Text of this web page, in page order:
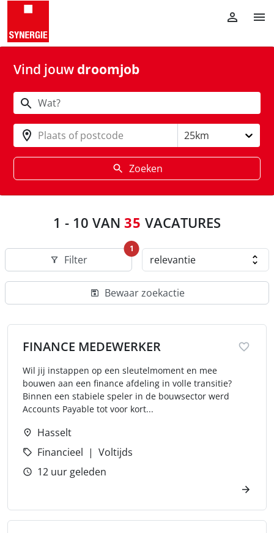
Vind jouw droomjob
Plaats of postcode 25km
Zoeken
1 - 10 VAN 35 VACATURES
Filter
1
Bewaar zoekactie
FINANCE MEDEWERKER
Wil jij instappen op een sleutelmoment en mee
bouwen aan een finance afdeling in volle transitie?
Binnen een stabiele speler in de bouwsector werd
Accounts Payable tot voor kort...
Hasselt
Financieel
Voltijds
12 uur geleden